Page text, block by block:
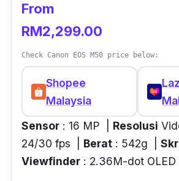
From
RM2,299.00
Check Canon EOS M50 price below:
Shopee
Malaysia
Sensor : 16 MP | Resolusi
24/30 fps | Berat : 542g |
Viewfinder : 2.36M-dot